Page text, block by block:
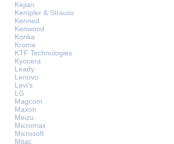
Kejian
Kempler & Strauss
Kenned
Kenwood
Konka
Krome
KTF Technologies
Kyocera
Leady
Lenovo
Levi's
LG
Magcom
Maxon
Meizu
Micromax
Microsoft
Mitac